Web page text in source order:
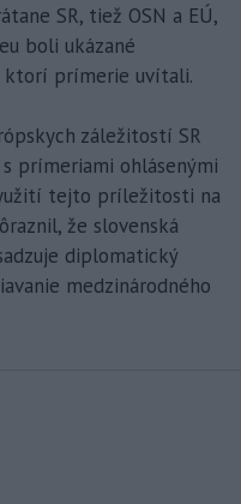
SR, tiež OSN a EÚ,
boli ukázané
ktorí prímerie uvítali.
záležitostí SR
prímeriami ohlásenými
tejto príležitosti na
že slovenská
diplomatický
medzinárodného